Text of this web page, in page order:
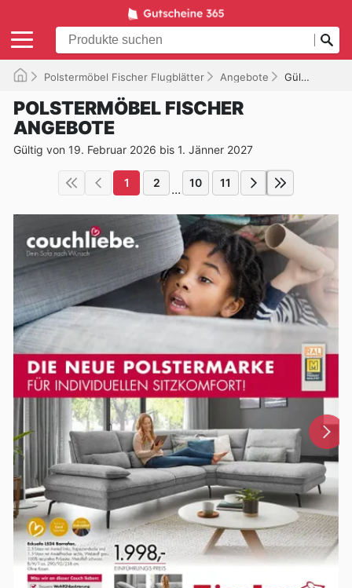
Polstermöbel Fischer Flugblätter Angebote Gültig bis 01.01.2027
POLSTERMÖBEL FISCHER
ANGEBOTE
Gültig von 19. Februar 2026 bis 1. Jänner 2027
1 2 ... 10 11